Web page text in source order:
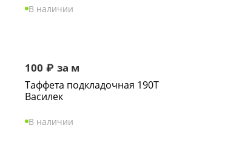
В наличии
100 ₽ за м
Таффета подкладочная 190Т
Василек
В наличии